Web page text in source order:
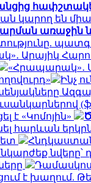
կարող են
առաջին
Արայիկ
«Հրապարակ»․
Ինչ
է «Կոմոյին»
հարևան
նվերը՝
է խաղում.